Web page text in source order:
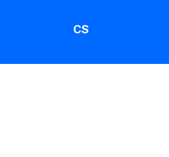
CS